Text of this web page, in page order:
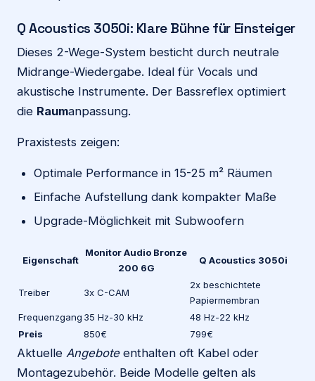
Q Acoustics 3050i: Klare Bühne für Einsteiger
Dieses 2-Wege-System besticht durch neutrale
Midrange-Wiedergabe. Ideal für Vocals und
akustische Instrumente. Der Bassreflex optimiert
die Raumanpassung.
Praxistests zeigen:
Optimale Performance in 15-25 m² Räumen
Einfache Aufstellung dank kompakter Maße
Upgrade-Möglichkeit mit Subwoofern
Eigenschaft
Monitor Audio Bronze
200 6G
Q Acoustics 3050i
Treiber 3x C-CAM
2x beschichtete
Papiermembran
Frequenzgang 35 Hz-30 kHz
48 Hz-22 kHz
Preis
850€ 799€
Aktuelle Angeboteenthalten oft Kabel oder
Montagezubehör. Beide Modelle gelten als